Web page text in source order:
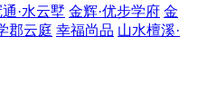
·水云墅 金辉·优步学府 金
郡云庭 幸福尚品 山水檀溪·